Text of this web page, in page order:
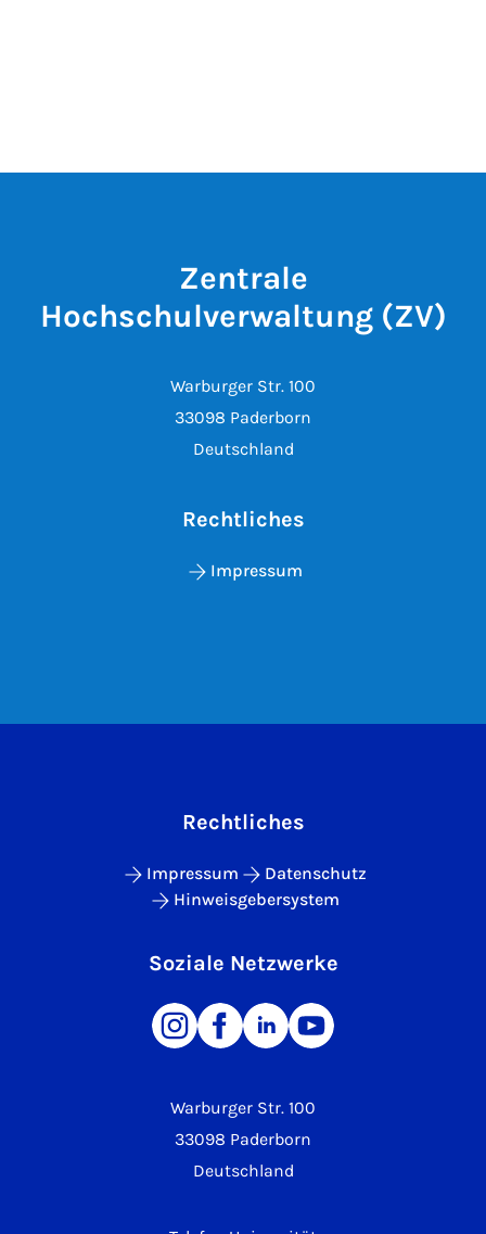
Zentrale
Hochschulverwaltung (ZV)
Warburger Str. 100
33098 Paderborn
Deutschland
Rechtliches
Impressum
Warburger Str. 100
33098 Paderborn
Deutschland
Rechtliches
Impressum
Datenschutz
Hinweisgebersystem
Soziale Netzwerke